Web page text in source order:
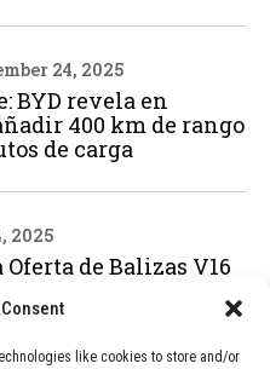
like cookies to store and/or
24, 2025
BYD revela en
400 km de rango
de carga
2025
Oferta de Balizas V16